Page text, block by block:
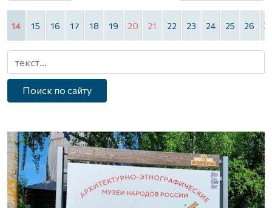
14 15 16 17 18 19 20 21 22 23 24 25 26
Поиск по сайту